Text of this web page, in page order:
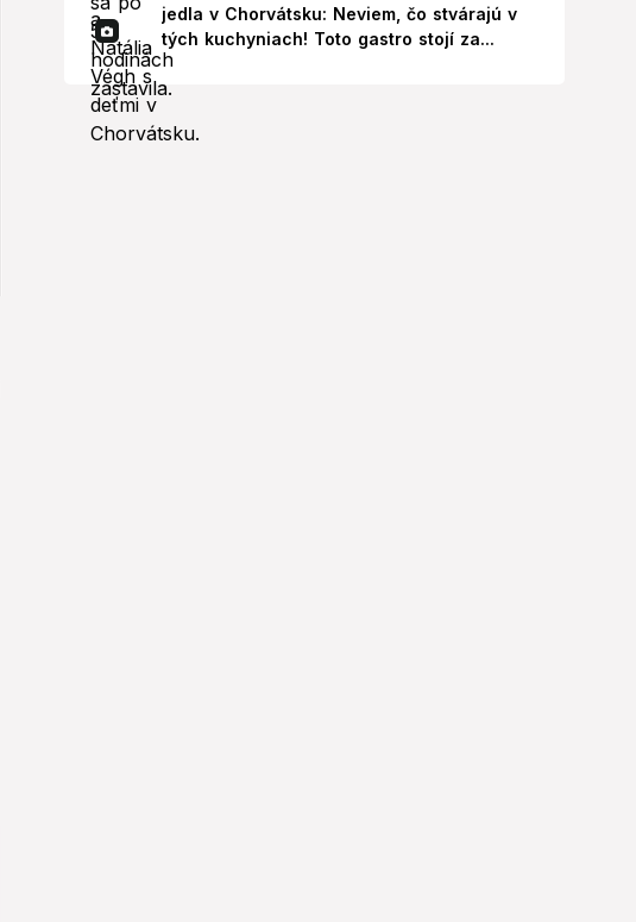
jedla v Chorvátsku: Neviem, čo stvárajú v
tých kuchyniach! Toto gastro stojí za...